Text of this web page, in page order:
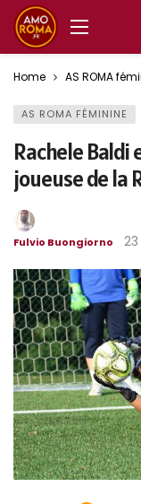
Home AS ROMA
AS ROMA FÉMININE
Rachele
joueuse de la
Fulvio Buongiorno